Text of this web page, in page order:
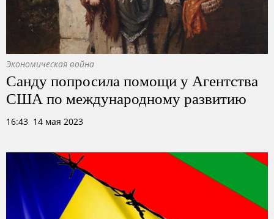
Экономическая война
Санду попросила помощи у Агентства
США по международному развитию
16:43 14 мая 2023